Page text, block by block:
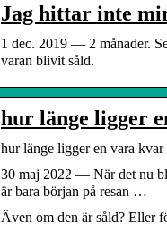
Jag hittar inte
1 dec. 2019 — 2 månader.
varan blivit såld.
hur länge ligger
hur länge ligger en vara kvar
30 maj 2022 — När det nu
är bara början på resan …
Även om den är såld? Eller